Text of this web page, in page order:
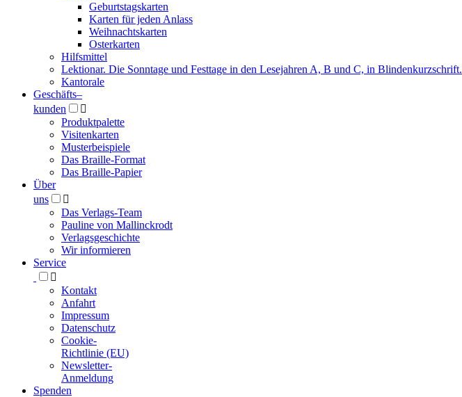
Geburtstagskarten
Karten für jeden Anlass
Weihnachtskarten
Osterkarten
Hilfsmittel
Lektionar. Die Sonntage und Festtage in den Lesejahren A, B und C, in Blindenkurzschrift.
Kantorale
Geschäfts­–
kunden

Produktpalette
Visitenkarten
Musterbeispiele
Das Braille-Format
Das Braille-Papier
Über
uns

Das Verlags-Team
Pauline von Mallinckrodt
Verlagsgeschichte
Wir informieren
Service

Kontakt
Anfahrt
Impressum
Datenschutz
Cookie-
Richtlinie (EU)
Newsletter-
Anmeldung
Spenden